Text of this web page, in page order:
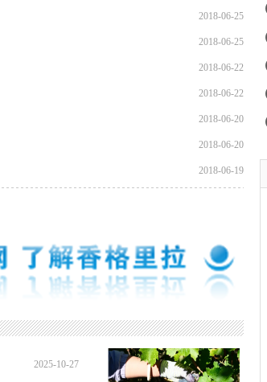
2018-06-25
2018-06-25
2018-06-22
2018-06-22
2018-06-20
2018-06-20
2018-06-19
2025-10-27